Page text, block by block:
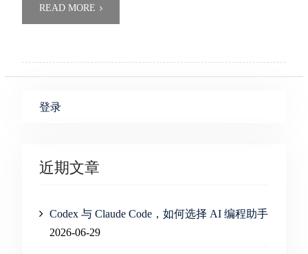
READ MORE
登录
近期文章
Codex 与 Claude Code，如何选择 AI 编程助手
2026-06-29